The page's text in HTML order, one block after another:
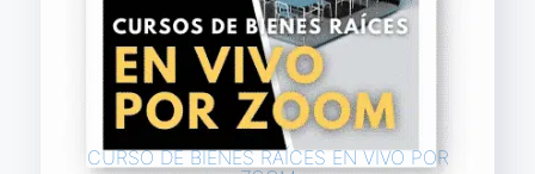
CURSO DE BIENES RAÍCES EN VIVO POR